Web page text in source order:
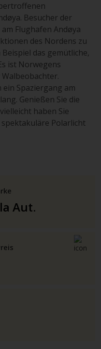
Besucher der
Flughafen Andøya
des Nordens zu
das gemütliche,
ist Norwegens
ein Spaziergang am
Genießen Sie die
haben Sie
Polarlicht
Aut.